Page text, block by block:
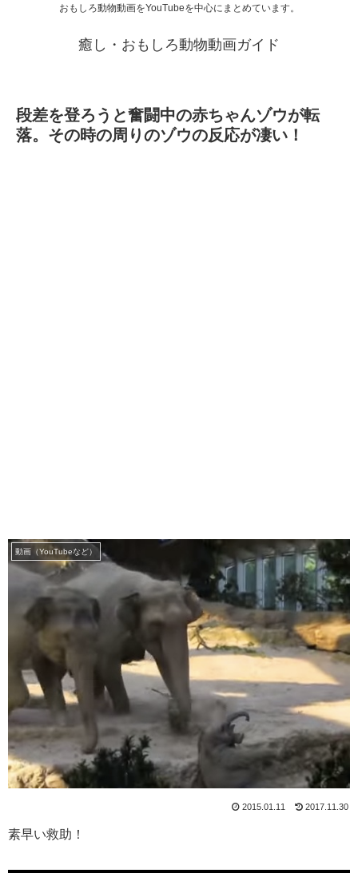
おもしろ動物動画をYouTubeを中心にまとめています。
癒し・おもしろ動物動画ガイド
段差を登ろうと奮闘中の赤ちゃんゾウが転
落。その時の周りのゾウの反応が凄い！
動画（YouTubeなど）
2015.01.11 2017.11.30
素早い救助！